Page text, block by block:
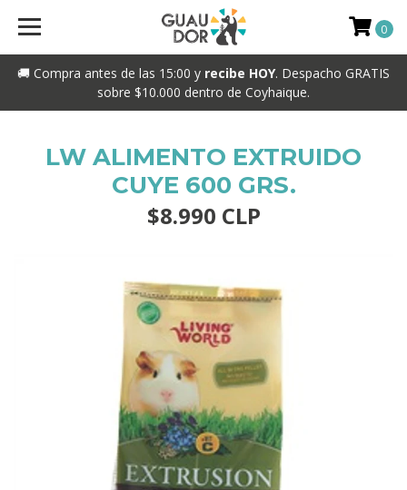
🚚 Compra antes de las 15:00 y recibe HOY. Despacho GRATIS
sobre $10.000 dentro de Coyhaique.
0
LW ALIMENTO EXTRUIDO
CUYE 600 GRS.
$8.990 CLP